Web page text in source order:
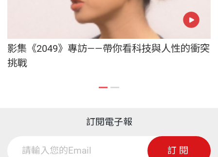
影集《2049》專訪——帶你看科技與人性的衝突
挑戰
訂閱電子報
訂閱